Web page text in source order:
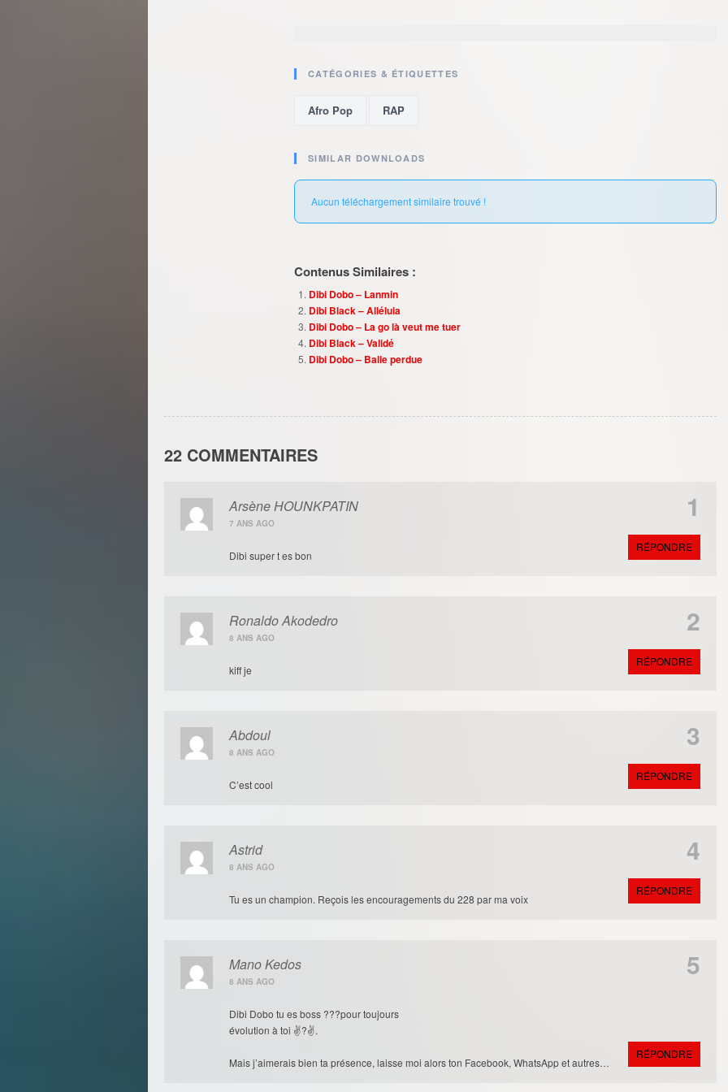
CATÉGORIES & ÉTIQUETTES
Afro Pop RAP
SIMILAR DOWNLOADS
Aucun téléchargement similaire trouvé !
Contenus Similaires :
Dibi Dobo – Lanmin
Dibi Black – Alléluia
Dibi Dobo – La go là veut me tuer
Dibi Black – Validé
Dibi Dobo – Balle perdue
22 COMMENTAIRES
Arsène HOUNKPATIN
7 ANS AGO
Dibi super t es bon
RÉPONDRE
1
Ronaldo Akodedro
8 ANS AGO
kiff je
RÉPONDRE
2
Abdoul
8 ANS AGO
C’est cool
RÉPONDRE
3
Astrid
8 ANS AGO
Tu es un champion. Reçois les encouragements du 228 par ma voix
RÉPONDRE
4
Mano Kedos
8 ANS AGO
Dibi Dobo tu es boss ???pour toujours
évolution à toi ✌?✌.
Mais j’aimerais bien ta présence, laisse moi alors ton Facebook, WhatsApp et autres…
RÉPONDRE
5